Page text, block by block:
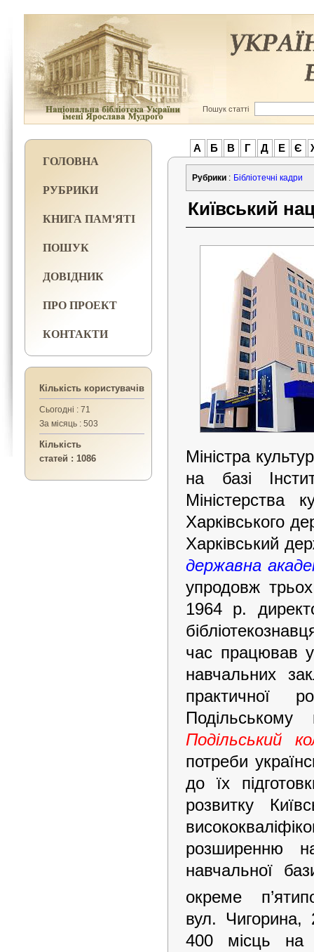
Пошук статті
ГОЛОВНА
РУБРИКИ
КНИГА ПАМ'ЯТІ
ПОШУК
ДОВІДНИК
ПРО ПРОЕКТ
КОНТАКТИ
Кількість користувачів
Сьогодні : 71
За місяць : 503
Кількість
статей : 1086
А Б В Г Д Е Є
Рубрики : Бібліотечні кадри
Київський
Міністра
на базі
Міністерства
Харківського
Харківський
державна
упродовж
1964 р.
час працював у
навчальних
практичної
Подільський
потреби
до їх
розвитку
розширенню
навчальної
окреме
вул. Чигорина,
400 місць на